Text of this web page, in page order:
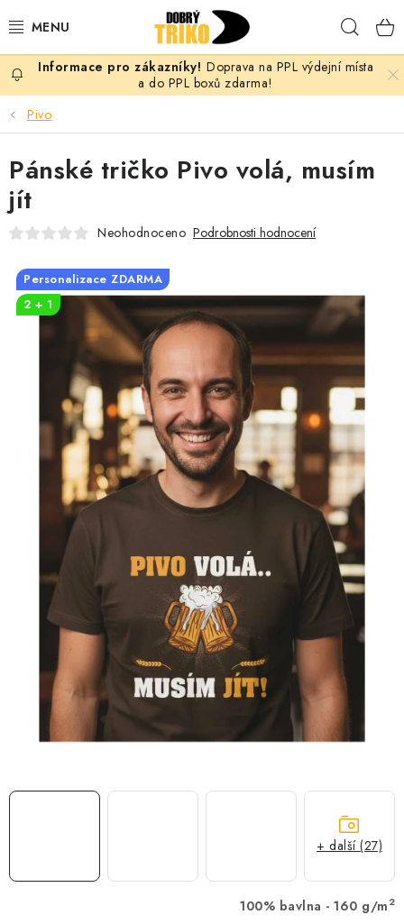
na
PRO ŽENY
PRO MUŽE
PRO DĚTI
PRO PÁRY
VLASTNÍ MOTIV
OKAMŽITĚ K ODBĚRU
MÁM SRDCE POMÁHÁM
VÁNOCE
PROVIZNÍ SYSTÉM
Časté otázky
Doprava a platba
Obchodní podmínky
Zásady zpracování ochrany osobních údajů
Napište nám
Doprava na PPL výdejní místa
a do PPL boxů zdarma!
Pivo
100% bavlna - 160 g/m 2
Pánské tričko Pivo volá, musím
jít
Neohodnoceno Podrobnosti hodnocení
Personalizace ZDARMA
2 + 1
+ další (27)